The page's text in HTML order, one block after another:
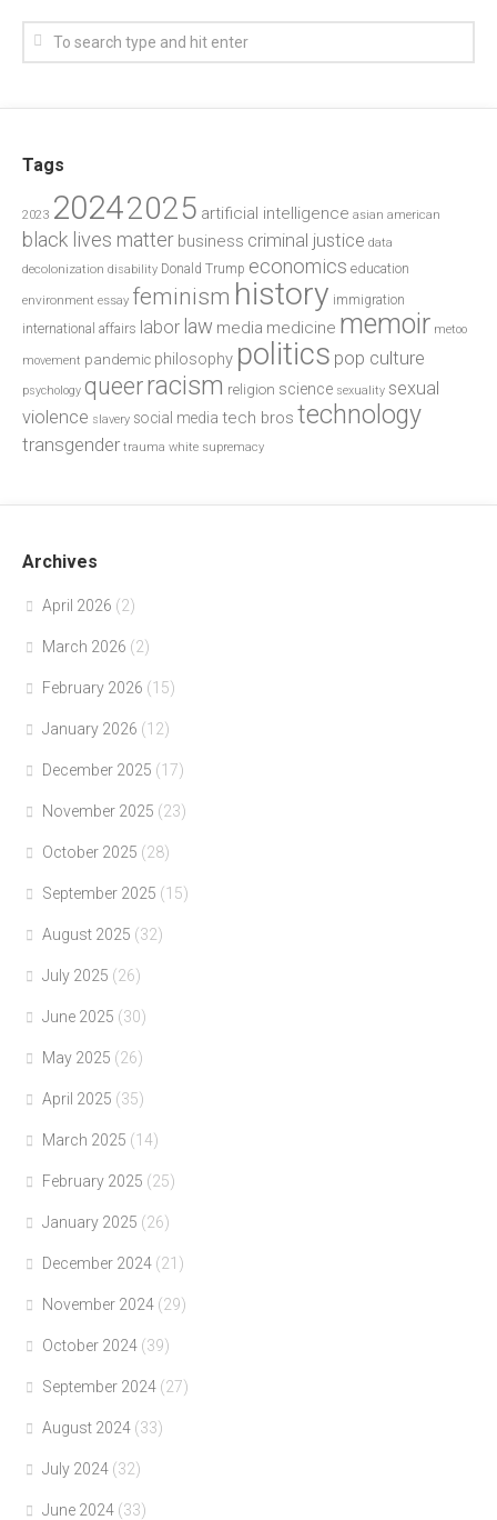
Tags
2023 20242025 artificial intelligence asian american
black lives matter business criminal justice data
decolonization disability Donald Trump economics education
environment essay feminism history immigration
international affairs labor law media medicine memoir metoo
movement pandemic philosophy politics pop culture
psychology queerracism religion science sexuality sexual
violence slavery social media tech bros technology
transgender trauma white supremacy
Archives
April 2026 (2)
March 2026 (2)
February 2026 (15)
January 2026 (12)
December 2025 (17)
November 2025 (23)
October 2025 (28)
September 2025 (15)
August 2025 (32)
July 2025 (26)
June 2025 (30)
May 2025 (26)
April 2025 (35)
March 2025 (14)
February 2025 (25)
January 2025 (26)
December 2024 (21)
November 2024 (29)
October 2024 (39)
September 2024 (27)
August 2024 (33)
July 2024 (32)
June 2024 (33)